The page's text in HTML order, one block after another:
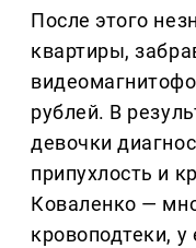
После этого
квартиры,
рублей. В
девочки
припухлость и
Коваленко —
кровоподтеки,